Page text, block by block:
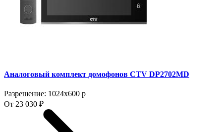
Аналоговый комплект домофонов CTV DP2702MD
Разрешение: 1024x600 p
От 23 030 ₽